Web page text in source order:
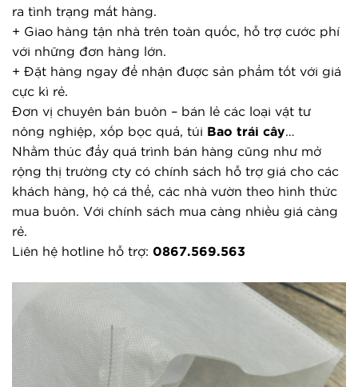
ra tình trạng mất hàng.
+ Giao hàng tận nhà trên toàn quốc, hỗ trợ cước phí
với những đơn hàng lớn.
+ Đặt hàng ngay để nhận được sản phẩm tốt với giá
cực kì rẻ.
Đơn vị chuyên bán buôn – bán lẻ các loại vật tư
nông nghiệp, xốp bọc quả, túi Bao trái cây…
Nhằm thúc đẩy quá trình bán hàng cũng như mở
rộng thị trường cty có chính sách hỗ trợ giá cho các
khách hàng, hộ cá thể, các nhà vườn theo hình thức
mua buôn. Với chính sách mua càng nhiều giá càng
rẻ.
Liên hệ hotline hỗ trợ: 0867.569.563